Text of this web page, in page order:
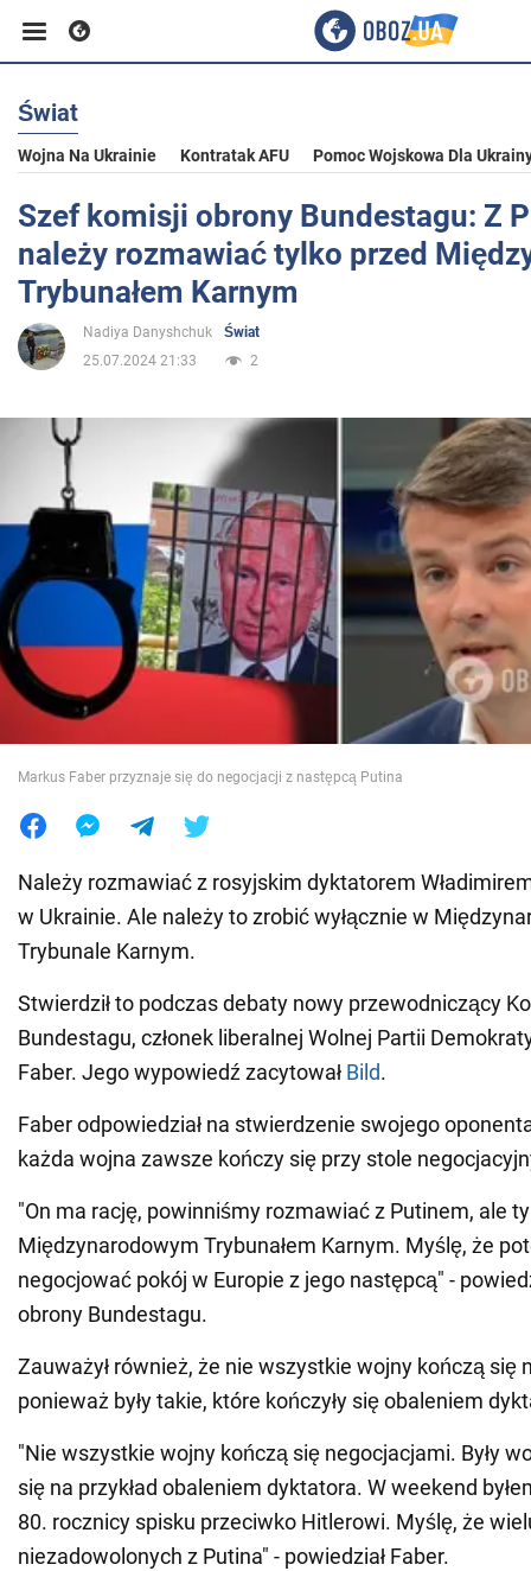
Biznes
Sport
Rozrywka
Życie
Polityka
Społeczeństwo
Wojna na Ukrainie
Świat
Jedzenie
Świat
Wojna Na Ukrainie Kontratak AFU Pomoc Wojskowa Dla
Szef komisji obrony Bundestagu: Z
należy rozmawiać tylko przed
Trybunałem Karnym
Nadiya Danyshchuk
Świat
25.07.2024 21:33
2
Markus Faber przyznaje się do negocjacji z następcą Putina
Należy rozmawiać z rosyjskim dyktatorem
w Ukrainie. Ale należy to zrobić wyłącznie w
Trybunale Karnym.
Stwierdził to podczas debaty nowy przewodniczący
Bundestagu, członek liberalnej Wolnej Partii
Faber. Jego wypowiedź zacytował Bild.
Faber odpowiedział na stwierdzenie swojego
każda wojna zawsze kończy się przy stole
"On ma rację, powinniśmy rozmawiać z Putinem, ale
Międzynarodowym Trybunałem Karnym. Myślę, że
negocjować pokój w Europie z jego następcą" -
obrony Bundestagu.
Zauważył również, że nie wszystkie wojny kończą się
ponieważ były takie, które kończyły się obaleniem
"Nie wszystkie wojny kończą się negocjacjami. Były
się na przykład obaleniem dyktatora. W weekend
80. rocznicy spisku przeciwko Hitlerowi. Myślę, że
niezadowolonych z Putina" - powiedział Faber.